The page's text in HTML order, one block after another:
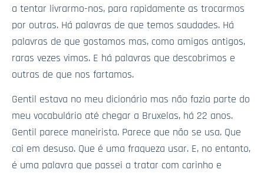
a tentar livrarmo-nos, para rapidamente as trocarmos
por outras. Há palavras de que temos saudades. Há
palavras de que gostamos mas, como amigos antigos,
raras vezes vimos. E há palavras que descobrimos e
outras de que nos fartamos.
Gentil estava no meu dicionário mas não fazia parte do
meu vocabulário até chegar a Bruxelas, há 22 anos.
Gentil parece maneirista. Parece que não se usa. Que
cai em desuso. Que é uma fraqueza usar. E, no entanto,
é uma palavra que passei a tratar com carinho e